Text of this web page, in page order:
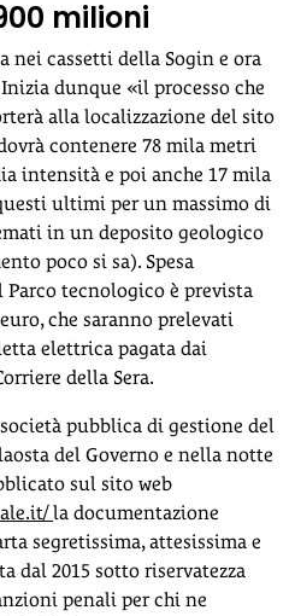
milioni
nei cassetti della Sogin e ora
dunque «il processo che
alla localizzazione del sito
contenere 78 mila metri
intensità e poi anche 17 mila
ultimi per un massimo di
in un deposito geologico
poco si sa). Spesa
Parco tecnologico è prevista
che saranno prelevati
elettrica pagata dai
della Sera.
pubblica di gestione del
del Governo e nella notte
sul sito web
la documentazione
segretissima, attesissima e
dal 2015 sotto riservatezza
penali per chi ne